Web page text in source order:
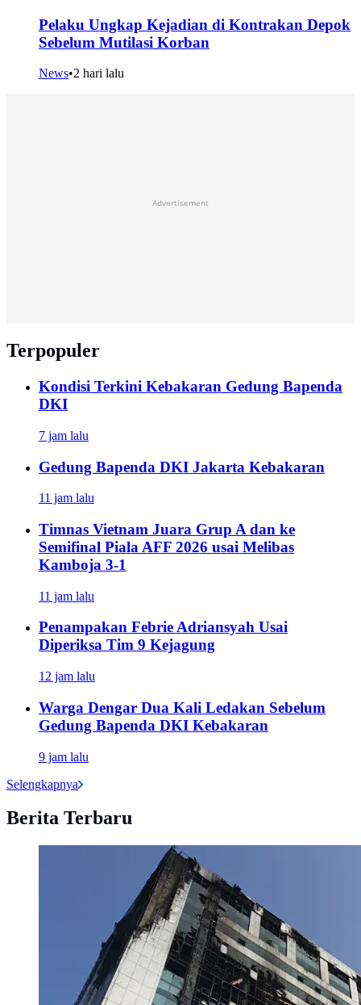
Pelaku Ungkap Kejadian di Kontrakan Depok
Sebelum Mutilasi Korban
News•2 hari lalu
Advertisement
Terpopuler
Kondisi Terkini Kebakaran Gedung Bapenda
DKI
7 jam lalu
Gedung Bapenda DKI Jakarta Kebakaran
11 jam lalu
Timnas Vietnam Juara Grup A dan ke
Semifinal Piala AFF 2026 usai Melibas
Kamboja 3-1
11 jam lalu
Penampakan Febrie Adriansyah Usai
Diperiksa Tim 9 Kejagung
12 jam lalu
Warga Dengar Dua Kali Ledakan Sebelum
Gedung Bapenda DKI Kebakaran
9 jam lalu
Selengkapnya
Berita Terbaru